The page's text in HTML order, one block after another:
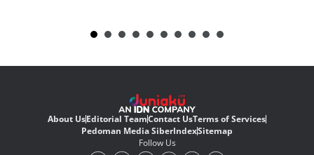
About UsEditorial TeamContact UsTerms of Services
Pedoman Media SiberIndexSitemap
Follow Us